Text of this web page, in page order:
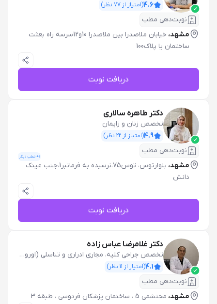
4.6(امتیاز از 77 نظر)
نوبت‌دهی مطب
مشهد،
خیابان ملاصدرا بین ملاصدرا 10و12سرسه راه بعثت
ساختمان یا پلاک100
دریافت نوبت
دکتر طاهره سالاری
تخصص زنان و زایمان
4.9(امتیاز از 22 نظر)
نوبت‌دهی مطب
1+ مطب دیگر
مشهد،
بلوارتوس، توس75،نرسیده به فرمانبر1،جنب عینک
دانش
دریافت نوبت
دکتر غلامرضا عباس زاده
تخصص جراحی کلیه، مجاری ادراری و تناسلی (اورولوژی)
4.1(امتیاز از 11 نظر)
نوبت‌دهی مطب
مشهد، محتشمی 5 ، ساختمان پزشکان فردوسی ، طبقه 3